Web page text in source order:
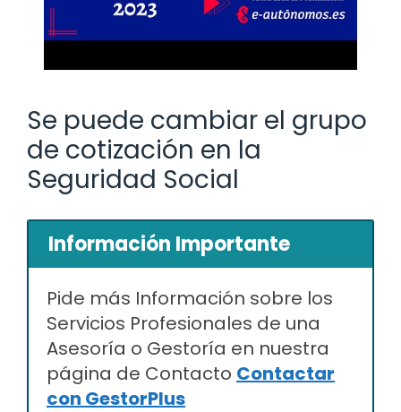
Se puede cambiar el grupo
de cotización en la
Seguridad Social
Información Importante
Pide más Información sobre los
Servicios Profesionales de una
Asesoría o Gestoría en nuestra
página de Contacto Contactar
con GestorPlus